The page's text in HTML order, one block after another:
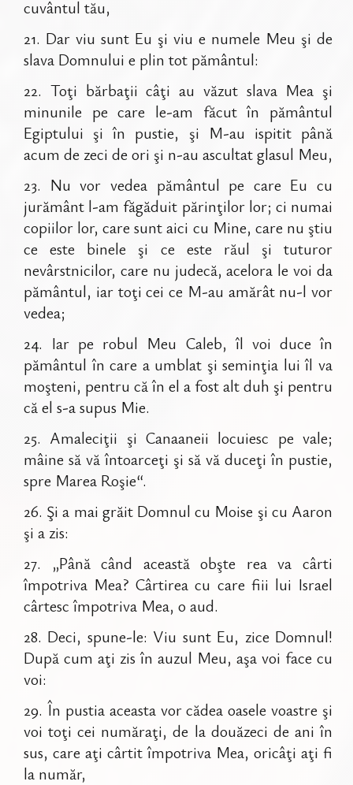
cuvântul tău,
21. Dar viu sunt Eu şi viu e numele Meu şi de
slava Domnului e plin tot pământul:
22. Toţi bărbaţii câţi au văzut slava Mea şi
minunile pe care le-am făcut în pământul
Egiptului şi în pustie, şi M-au ispitit până
acum de zeci de ori şi n-au ascultat glasul Meu,
23. Nu vor vedea pământul pe care Eu cu
jurământ l-am făgăduit părinţilor lor; ci numai
copiilor lor, care sunt aici cu Mine, care nu ştiu
ce este binele şi ce este răul şi tuturor
nevârstnicilor, care nu judecă, acelora le voi da
pământul, iar toţi cei ce M-au amărât nu-l vor
vedea;
24. Iar pe robul Meu Caleb, îl voi duce în
pământul în care a umblat şi seminţia lui îl va
moşteni, pentru că în el a fost alt duh şi pentru
că el s-a supus Mie.
25. Amaleciţii şi Canaaneii locuiesc pe vale;
mâine să vă întoarceţi şi să vă duceţi în pustie,
spre Marea Roşie“.
26. Şi a mai grăit Domnul cu Moise şi cu Aaron
şi a zis:
27.
„Până când această obşte rea va cârti
împotriva Mea? Cârtirea cu care fiii lui Israel
cârtesc împotriva Mea, o aud.
28. Deci, spune-le: Viu sunt Eu, zice Domnul!
După cum aţi zis în auzul Meu, aşa voi face cu
voi:
29. În pustia aceasta vor cădea oasele voastre şi
voi toţi cei număraţi, de la douăzeci de ani în
sus, care aţi cârtit împotriva Mea, oricâţi aţi fi
la număr,